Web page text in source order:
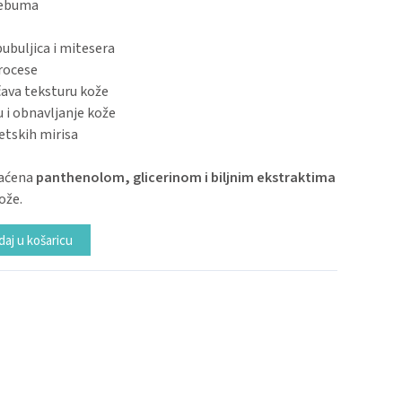
i mitesera
teksturu kože
i obnavljanje kože
mirisa
panthenolom, glicerinom i biljnim ekstraktima
u košaricu